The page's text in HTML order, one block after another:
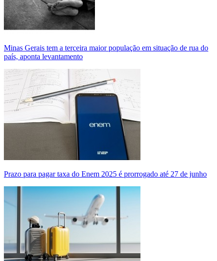
Minas Gerais tem a terceira maior população em situação de rua do
país, aponta levantamento
Prazo para pagar taxa do Enem 2025 é prorrogado até 27 de junho